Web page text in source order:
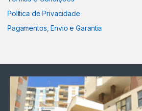
Política de Privacidade
Pagamentos, Envio e Garantia